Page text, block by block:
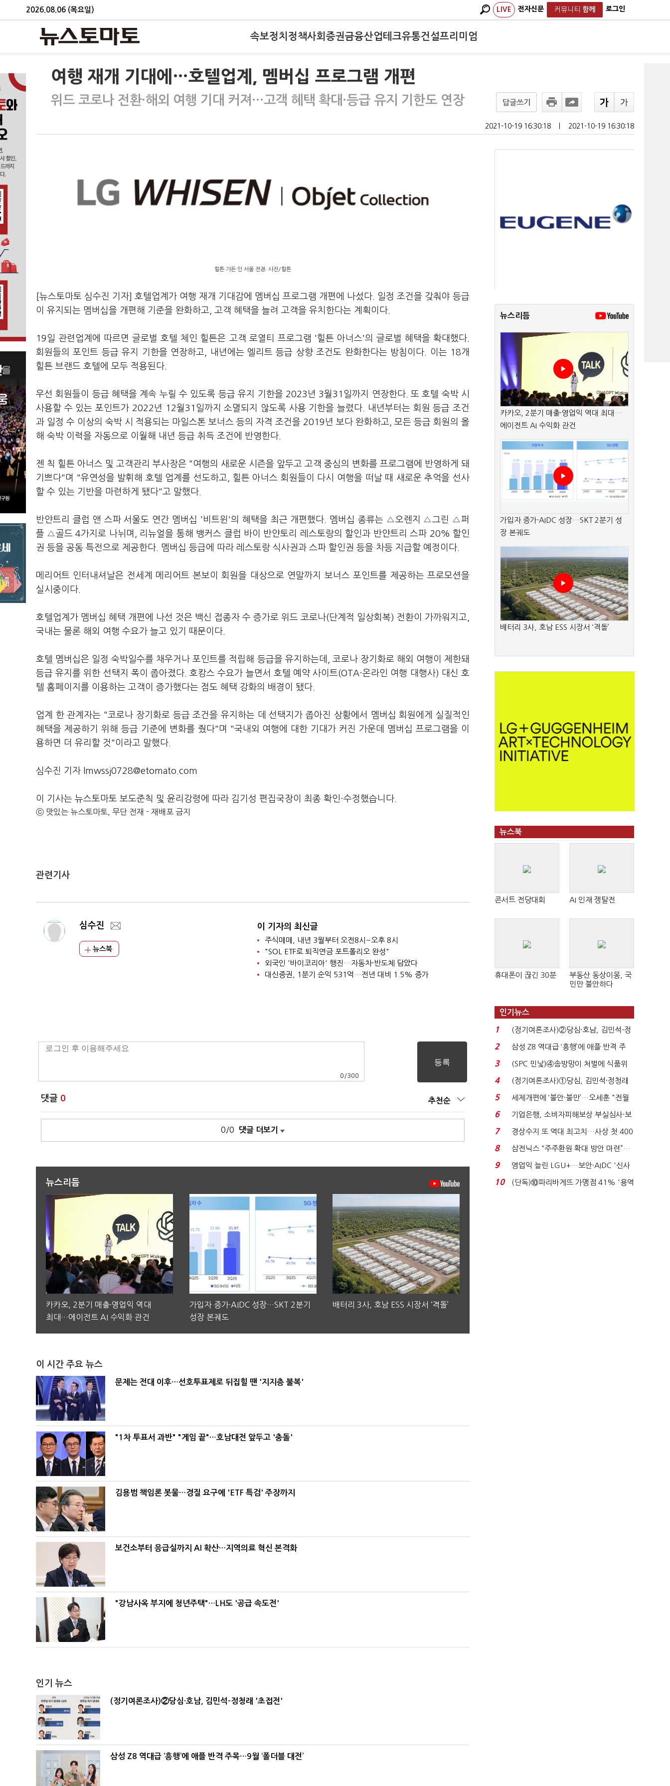
2026.08.06 (목요일) LIVE 전자신문 커뮤니티 함께 로그인
속보정치 정책사회 증권금융산업테크유통건설프리미엄
여행 재개 기대에…호텔업계, 멤버십 프로그램 개편
위드 코로나 전환·해외 여행 기대 커져…고객 혜택 확대·등급 유지 기한도 연장 답글쓰기
2021-10-19 16:30:18 2021-10-19 16:30:18
힐튼 가든 인 서울 전경. 사진/힐튼
[뉴스토마토 심수진 기자] 호텔업계가 여행 재개 기대감에 멤버십 프로그램 개편에 나섰다. 일정 조건을 갖춰야 등급
이 유지되는 멤버십을 개편해 기준을 완화하고, 고객 혜택을 늘려 고객을 유치한다는 계획이다.
19일 관련업계에 따르면 글로벌 호텔 체인 힐튼은 고객 로열티 프로그램 '힐튼 아너스'의 글로벌 혜택을 확대했다.
회원들의 포인트 등급 유지 기한을 연장하고, 내년에는 엘리트 등급 상향 조건도 완화한다는 방침이다. 이는 18개
힐튼 브랜드 호텔에 모두 적용된다.
우선 회원들이 등급 혜택을 계속 누릴 수 있도록 등급 유지 기한을 2023년 3월31일까지 연장한다. 또 호텔 숙박 시
사용할 수 있는 포인트가 2022년 12월31일까지 소멸되지 않도록 사용 기한을 늘렸다. 내년부터는 회원 등급 조건
과 일정 수 이상의 숙박 시 적용되는 마일스톤 보너스 등의 자격 조건을 2019년 보다 완화하고, 모든 등급 회원의 올
해 숙박 이력을 자동으로 이월해 내년 등급 취득 조건에 반영한다.
젠 칙 힐튼 아너스 및 고객관리 부사장은 "여행의 새로운 시즌을 앞두고 고객 중심의 변화를 프로그램에 반영하게 돼
기쁘다"며 "유연성을 발휘해 호텔 업계를 선도하고, 힐튼 아너스 회원들이 다시 여행을 떠날 때 새로운 추억을 선사
할 수 있는 기반을 마련하게 됐다"고 말했다.
반얀트리 클럽 앤 스파 서울도 연간 멤버십 '비트윈'의 혜택을 최근 개편했다. 멤버십 종류는 △오렌지 △그린 △퍼
플 △골드 4가지로 나뉘며, 리뉴얼을 통해 뱅커스 클럽 바이 반얀토리 레스토랑의 할인과 반얀트리 스파 20% 할인
권 등을 공동 특전으로 제공한다. 멤버십 등급에 따라 레스토랑 식사권과 스파 할인권 등을 차등 지급할 예정이다.
메리어트 인터내셔날은 전세계 메리어트 본보이 회원을 대상으로 연말까지 보너스 포인트를 제공하는 프로모션을
실시중이다.
호텔업계가 멤버십 혜택 개편에 나선 것은 백신 접종자 수 증가로 위드 코로나(단계적 일상회복) 전환이 가까워지고,
국내는 물론 해외 여행 수요가 늘고 있기 때문이다.
호텔 멤버십은 일정 숙박일수를 채우거나 포인트를 적립해 등급을 유지하는데, 코로나 장기화로 해외 여행이 제한돼
등급 유지를 위한 선택지 폭이 좁아졌다. 호캉스 수요가 늘면서 호텔 예약 사이트(OTA·온라인 여행 대행사) 대신 호
텔 홈페이지를 이용하는 고객이 증가했다는 점도 혜택 강화의 배경이 됐다.
업계 한 관계자는 "코로나 장기화로 등급 조건을 유지하는 데 선택지가 좁아진 상황에서 멤버십 회원에게 실질적인
혜택을 제공하기 위해 등급 기준에 변화를 줬다"며 "국내외 여행에 대한 기대가 커진 가운데 멤버십 프로그램을 이
용하면 더 유리할 것"이라고 말했다.
심수진 기자 lmwssj0728@etomato.com
이 기사는 뉴스토마토 보도준칙 및 윤리강령에 따라 김기성 편집국장이 최종 확인·수정했습니다.
ⓒ 맛있는 뉴스토마토, 무단 전재 - 재배포 금지
관련기사
심수진
뉴스북
이 기자의 최신글
주식매매, 내년 3월부터 오전8시~오후 8시
"SOL ETF로 퇴직연금 포트폴리오 완성"
외국인 '바이코리아' 행진…자동차·반도체 담았다
대신증권, 1분기 순익 531억…전년 대비 1.5% 증가
0 /300
댓글 0 추천순
0/0 댓글 더보기
뉴스리듬
카카오, 2분기 매출·영업익 역대
최대…에이전트 AI 수익화 관건
가입자 증가·AIDC 성장…SKT 2분기
성장 본궤도
배터리 3사, 호남 ESS 시장서 ‘격돌’
이 시간 주요 뉴스
문제는 전대 이후…선호투표제로 뒤집힐 땐 '지지층 불복'
"1차 투표서 과반" "게임 끝"…호남대전 앞두고 '충돌'
김용범 책임론 봇물…경질 요구에 'ETF 특검' 주장까지
보건소부터 응급실까지 AI 확산…지역의료 혁신 본격화
"강남사옥 부지에 청년주택"…LH도 '공급 속도전'
인기 뉴스
(정기여론조사)②당심·호남, 김민석-정청래 '초접전'
삼성 Z8 역대급 ‘흥행’에 애플 반격 주목…9월 ‘폴더블 대전’
뉴스리듬
카카오, 2분기 매출·영업익 역대 최대…
에이전트 AI 수익화 관건
가입자 증가·AIDC 성장…SKT 2분기 성
장 본궤도
배터리 3사, 호남 ESS 시장서 ‘격돌’
뉴스북
콘서트 전당대회 AI 인재 쟁탈전
휴대폰이 끊긴 30분
부동산 동상이몽, 국
민만 불안하다
인기뉴스
1
(정기여론조사)②당심·호남, 김민석-정
청래 '초접전'...
2
삼성 Z8 역대급 ‘흥행’에 애플 반격 주
목…9월 ‘폴...
3
(SPC 민낯)④솜방망이 처벌에 식품위
생법 위반 반복...
4
(정기여론조사)①당심, 김민석·정청래
'초접전'…대통령 ...
5
세제개편에 ‘불안·불만’…오세훈 "전월
세 구하기 더 ...
6
기업은행, 소비자피해보상 부실심사·보
이스피싱 공시 ...
7
경상수지 또 역대 최고치…사상 첫 400
억달러에 '3% 성...
8
삼전닉스 “주주환원 확대 방안 마련”…
로이터에 성명...
9
영업익 늘린 LGU+…보안·AIDC '신사
업 드라이브'...
10
(단독)⑩파리바게뜨 가맹점 41% '용역